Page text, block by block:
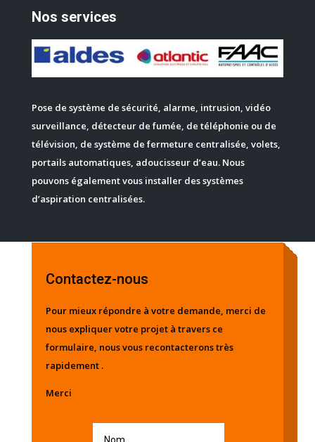
Nos services
Pose de système de sécurité, alarme, intrusion, vidéo
surveillance, détecteur de fumée, de téléphonie ou de
télévision, de système de fermeture centralisée, volets,
portails automatiques, adoucisseur d’eau. Nous
pouvons également vous installer des systèmes
d’aspiration centralisées.
Contactez-nous
Pour mieux répondre à votre demande, merci de
nous expliquer votre projet à travers ce
formulaire, nous vous recontacterons très
rapidement .
Merci